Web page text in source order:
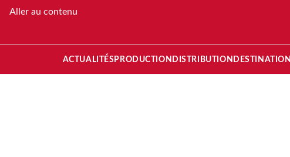
Aller au contenu
ACTUALITÉS PRODUCTION DISTRIBUTION DESTINATION